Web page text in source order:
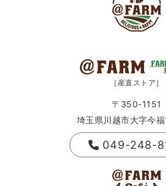
［産直ストア］
〒350-1151
埼玉県川越市大字今
049-248-